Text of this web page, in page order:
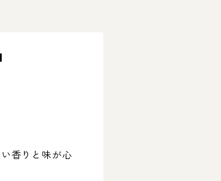
香りと味が心